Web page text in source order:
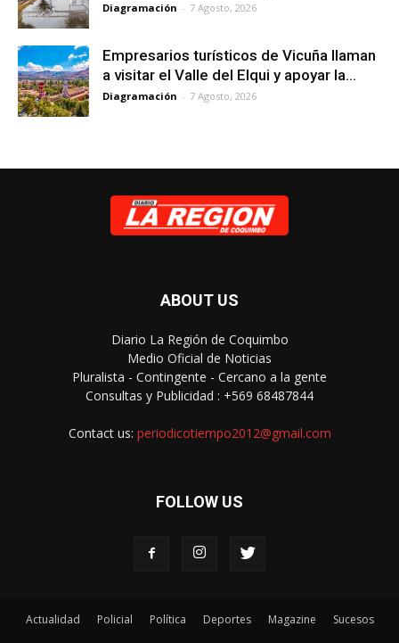
Diagramación - 7 Agosto, 2026
Empresarios turísticos de Vicuña llaman
a visitar el Valle del Elqui y apoyar la...
Diagramación - 7 Agosto, 2026
ABOUT US
Diario La Región de Coquimbo
Medio Oficial de Noticias
Pluralista - Contingente - Cercano a la gente
Consultas y Publicidad : +569 68487844
Contact us: periodicotiempo2012@gmail.com
FOLLOW US
Actualidad Policial Política Deportes Magazine Sucesos